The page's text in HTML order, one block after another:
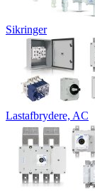
Sikringer
Lastafbrydere, AC